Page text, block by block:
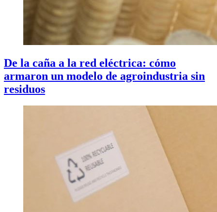
De la caña a la red eléctrica: cómo
armaron un modelo de agroindustria sin
residuos